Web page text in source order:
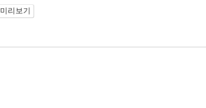
미리보기